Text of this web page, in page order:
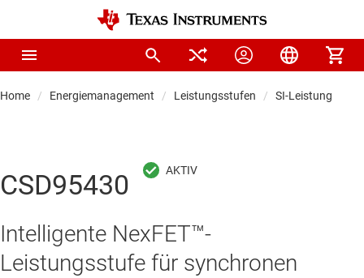
Home Energiemanagement Leistungsstufen SI-
CSD95430
Intelligente NexFET™-
Leistungsstufe für synchronen